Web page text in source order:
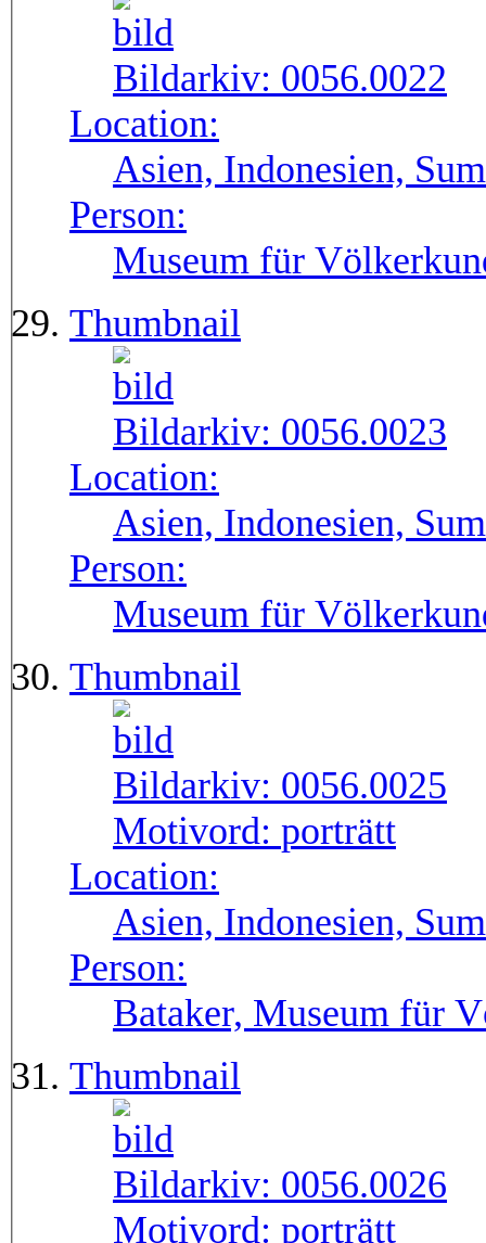
Bildarkiv: 0056.0022
Location:
Asien, Indonesien,
Person:
Museum für
Thumbnail
Bildarkiv: 0056.0023
Location:
Asien, Indonesien,
Person:
Museum für
Thumbnail
Bildarkiv: 0056.0025
Motivord: porträtt
Location:
Asien, Indonesien,
Person:
Bataker, Museum für
Thumbnail
Bildarkiv: 0056.0026
Motivord: porträtt